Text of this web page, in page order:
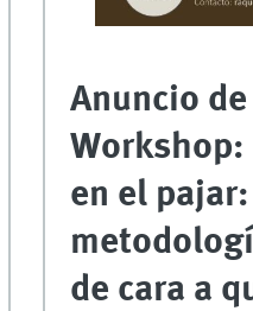
Anuncio de
Workshop:
en el pajar:
de cara a